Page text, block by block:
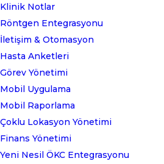
Klinik Notlar
Röntgen Entegrasyonu
İletişim & Otomasyon
Hasta Anketleri
Görev Yönetimi
Mobil Uygulama
Mobil Raporlama
Çoklu Lokasyon Yönetimi
Finans Yönetimi
Yeni Nesil ÖKC Entegrasyonu